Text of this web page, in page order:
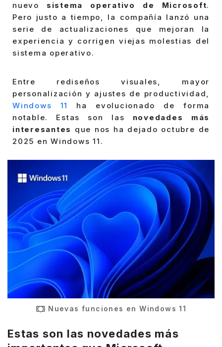
nuevo sistema operativo de Microsoft.
Pero justo a tiempo, la compañía lanzó una
serie de actualizaciones que mejoran la
experiencia y corrigen viejas molestias del
sistema operativo.
Entre rediseños visuales, mayor
personalización y ajustes de productividad,
Windows 11
ha evolucionado de forma
notable. Estas son las novedades más
interesantes que nos ha dejado octubre de
2025 en Windows 11.
Nuevas funciones en Windows 11
Estas son las novedades más